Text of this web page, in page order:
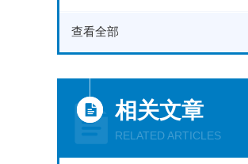
查看全部
相关文章
RELATED ARTICLES